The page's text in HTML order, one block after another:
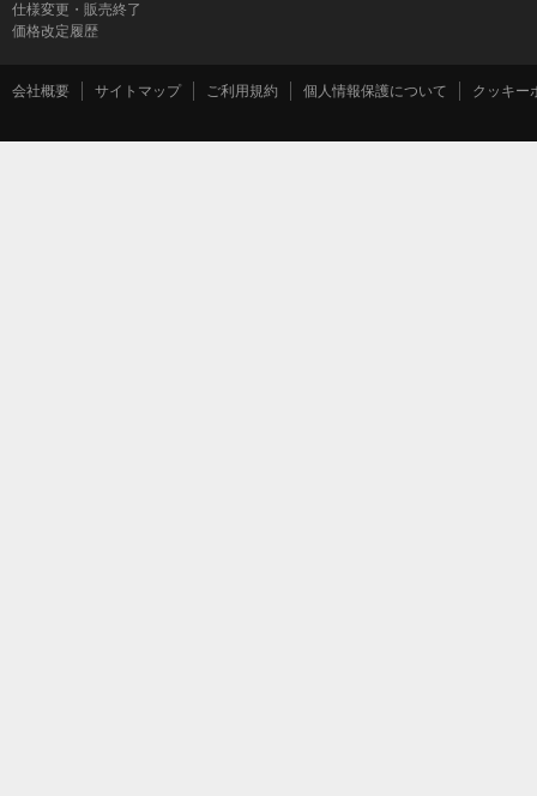
仕様変更・販売終了
価格改定履歴
会社概要 サイトマップ ご利用規約 個人情報保護について クッキー